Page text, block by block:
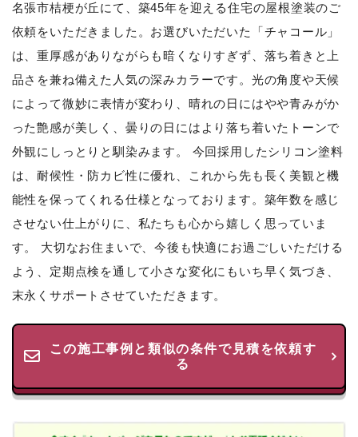
名張市桔梗が丘にて、築45年を迎える住宅の屋根塗装のご
依頼をいただきました。お選びいただいた「チャコール」
は、重厚感がありながらも暗くなりすぎず、落ち着きと上
品さを兼ね備えた人気の深みカラーです。光の角度や天候
によって微妙に表情が変わり、晴れの日にはやや青みがか
った艶感が美しく、曇りの日にはより落ち着いたトーンで
外観にしっとりと馴染みます。 今回採用したシリコン塗料
は、耐候性・防カビ性に優れ、これから先も長く美観と機
能性を保ってくれる仕様となっております。築年数を感じ
させない仕上がりに、私たちも心から嬉しく思っていま
す。 大切なお住まいで、今後も快適にお過ごしいただける
よう、定期点検を通して小さな変化にもいち早く気づき、
末永くサポートさせていただきます。
この施工事例と類似の条件で見積を依頼す
る